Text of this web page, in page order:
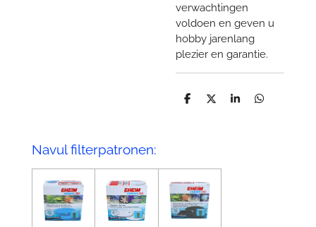
verwachtingen
voldoen en geven u
hobby jarenlang
plezier en garantie.
D
D
S
D
Navul filterpatronen: